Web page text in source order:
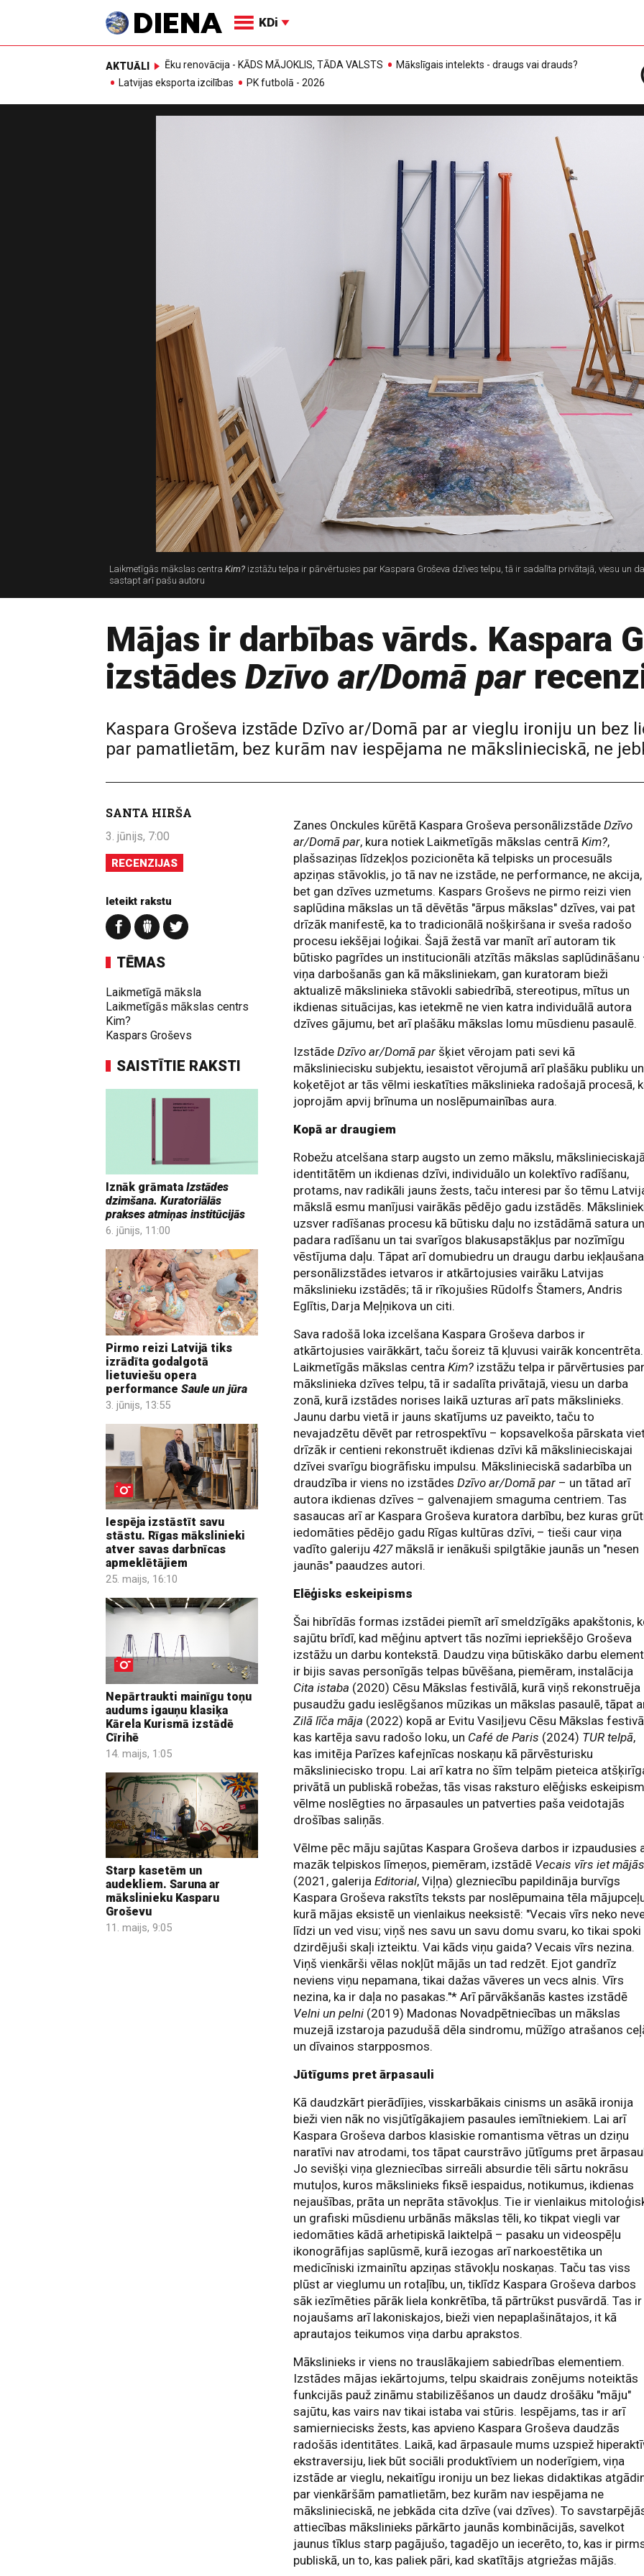
KDi
AKTUĀLI Ēku renovācija - KĀDS MĀJOKLIS, TĀDA VALSTS
Mākslīgais intelekts - draugs vai drauds?
Latvijas eksporta izcilības
PK futbolā - 2026
Laikmetīgās mākslas centra Kim? izstāžu telpa ir pārvērtusies par Kaspara Groševa dzīves telpu, tā ir sadalīta privātajā, viesu un
sastapt arī pašu autoru
Mājas ir darbības vārds. Kaspara
izstādes Dzīvo ar/Domā par
Kaspara Groševa izstāde Dzīvo ar/Domā par ar vieglu ironiju un bez
par pamatlietām, bez kurām nav iespējama ne mākslinieciskā, ne
SANTA HIRŠA
3. jūnijs, 7:00
RECENZIJAS
Ieteikt rakstu
TĒMAS
Laikmetīgā māksla
Laikmetīgās mākslas centrs
Kim?
Kaspars Groševs
SAISTĪTIE RAKSTI
Iznāk grāmata Izstādes
dzimšana. Kuratoriālās
prakses atmiņas institūcijās
6. jūnijs, 11:00
Pirmo reizi Latvijā tiks
izrādīta godalgotā
lietuviešu opera
performance Saule un jūra
3. jūnijs, 13:55
Iespēja izstāstīt savu
stāstu. Rīgas mākslinieki
atver savas darbnīcas
apmeklētājiem
25. maijs, 16:10
Nepārtraukti mainīgu toņu
audums igauņu klasiķa
Kārela Kurismā izstādē
Cīrihē
14. maijs, 1:05
Starp kasetēm un
audekliem. Saruna ar
mākslinieku Kasparu
Groševu
11. maijs, 9:05
Zanes Onckules kūrētā Kaspara Groševa personālizstādeDzīvo
ar/Domā par, kura notiek Laikmetīgās mākslas centrā Kim?,
plašsaziņas līdzekļos pozicionēta kā telpisks un procesuāls
apziņas stāvoklis, jo tā nav ne izstāde, ne performance, ne akcija,
bet gan dzīves uzmetums. Kaspars Groševs ne pirmo reizi vien
saplūdina mākslas un tā dēvētās "ārpus mākslas" dzīves, vai pat
drīzāk manifestē, ka to tradicionālā nošķiršana ir sveša radošo
procesu iekšējai loģikai. Šajā žestā var manīt arī autoram tik
būtisko pagrīdes un institucionāli atzītās mākslas saplūdināšanu
viņa darbošanās gan kā māksliniekam, gan kuratoram bieži
aktualizē mākslinieka stāvokli sabiedrībā, stereotipus, mītus un
ikdienas situācijas, kas ietekmē ne vien katra individuālā autora
dzīves gājumu, bet arī plašāku mākslas lomu mūsdienu pasaulē.
IzstādeDzīvo ar/Domā par šķiet vērojam pati sevi kā
māksliniecisku subjektu, iesaistot vērojumā arī plašāku publiku un
koķetējot ar tās vēlmi ieskatīties mākslinieka radošajā procesā,
joprojām apvij brīnuma un noslēpumainības aura.
Kopā ar draugiem
Robežu atcelšana starp augsto un zemo mākslu,
identitātēm un ikdienas dzīvi, individuālo un kolektīvo radīšanu,
protams, nav radikāli jauns žests, taču interesi par šo tēmu
mākslā esmu manījusi vairākās pēdējo gadu izstādēs.
uzsver radīšanas procesu kā būtisku daļu no izstādāmā satura un
padara radīšanu un tai svarīgos blakusapstākļus par nozīmīgu
vēstījuma daļu. Tāpat arī domubiedru un draugu darbu iekļaušana
personālizstādes ietvaros ir atkārtojusies vairāku Latvijas
mākslinieku izstādēs; tā ir rīkojušies Rūdolfs Štamers, Andris
Eglītis, Darja Meļņikova un citi.
Sava radošā loka izcelšana Kaspara Groševa darbos ir
atkārtojusies vairākkārt, taču šoreiz tā kļuvusi vairāk koncentrēta.
Laikmetīgās mākslas centraKim? izstāžu telpa ir pārvērtusies par
mākslinieka dzīves telpu, tā ir sadalīta privātajā, viesu un darba
zonā, kurā izstādes norises laikā uzturas arī pats mākslinieks.
Jaunu darbu vietā ir jauns skatījums uz paveikto, taču to
nevajadzētu dēvēt par retrospektīvu – kopsavelkoša pārskata
drīzāk ir centieni rekonstruēt ikdienas dzīvi kā mākslinieciskajai
dzīvei svarīgu biogrāfisku impulsu. Mākslinieciskā sadarbība un
draudzība ir viens no izstādesDzīvo ar/Domā par – un tātad arī
autora ikdienas dzīves – galvenajiem smaguma centriem. Tas
sasaucas arī ar Kaspara Groševa kuratora darbību, bez kuras
iedomāties pēdējo gadu Rīgas kultūras dzīvi, – tieši caur viņa
vadīto galeriju427 mākslā ir ienākuši spilgtākie jaunās un "nesen
jaunās" paaudzes autori.
Elēģisks eskeipisms
Šai hibrīdās formas izstādei piemīt arī smeldzīgāks apakštonis,
sajūtu brīdī, kad mēģinu aptvert tās nozīmi iepriekšējo Groševa
izstāžu un darbu kontekstā. Daudzu viņa būtiskāko darbu
ir bijis savas personīgās telpas būvēšana, piemēram, instalācija
Cita istaba (2020) Cēsu Mākslas festivālā, kurā viņš rekonstruēja
pusaudžu gadu ieslēgšanos mūzikas un mākslas pasaulē, tāpat
Zilā līča māja (2022) kopā ar Evitu Vasiļjevu Cēsu Mākslas
kas kartēja savu radošo loku, un Café de Paris (2024) TUR telpā,
kas imitēja Parīzes kafejnīcas noskaņu kā pārvēsturisku
māksliniecisko tropu. Lai arī katra no šīm telpām pieteica
privātā un publiskā robežas, tās visas raksturo elēģisks
vēlme noslēgties no ārpasaules un patverties paša veidotajās
drošības saliņās.
Vēlme pēc māju sajūtas Kaspara Groševa darbos ir izpaudusies
mazāk telpiskos līmeņos, piemēram, izstādē Vecais vīrs iet mājās
(2021, galerijaEditorial, Viļņa) glezniecību papildināja burvīgs
Kaspara Groševa rakstīts teksts par noslēpumaina tēla
kurā mājas eksistē un vienlaikus neeksistē: "Vecais vīrs neko
līdzi un ved visu; viņš nes savu un savu domu svaru, ko tikai spoki
dzirdējuši skaļi izteiktu. Vai kāds viņu gaida? Vecais vīrs nezina.
Viņš vienkārši vēlas nokļūt mājās un tad redzēt. Ejot gandrīz
neviens viņu nepamana, tikai dažas vāveres un vecs alnis. Vīrs
nezina, ka ir daļa no pasakas."* Arī pārvākšanās kastes izstādē
Velni un pelni (2019) Madonas Novadpētniecības un mākslas
muzejā izstaroja pazudušā dēla sindromu, mūžīgo atrašanos
un dīvainos starpposmos.
Jūtīgums pret ārpasauli
Kā daudzkārt pierādījies, visskarbākais cinisms un asākā ironija
bieži vien nāk no visjūtīgākajiem pasaules iemītniekiem. Lai arī
Kaspara Groševa darbos klasiskie romantisma vētras un dziņu
naratīvi nav atrodami, tos tāpat caurstrāvo jūtīgums pret
Jo sevišķi viņa glezniecības sirreāli absurdie tēli sārtu nokrāsu
mutuļos, kuros mākslinieks fiksē iespaidus, notikumus, ikdienas
nejaušības, prāta un neprāta stāvokļus. Tie ir vienlaikus
un grafiski mūsdienu urbānās mākslas tēli, ko tikpat viegli var
iedomāties kādā arhetipiskā laiktelpā – pasaku un videospēļu
ikonogrāfijas saplūsmē, kurā iezogas arī narkoestētika un
medicīniski izmainītu apziņas stāvokļu noskaņas. Taču tas viss
plūst ar vieglumu un rotaļību, un, tiklīdz Kaspara Groševa darbos
sāk iezīmēties pārāk liela konkrētība, tā pārtrūkst pusvārdā. Tas ir
nojaušams arī lakoniskajos, bieži vien nepaplašinātajos, it kā
aprautajos teikumos viņa darbu aprakstos.
Mākslinieks ir viens no trauslākajiem sabiedrības elementiem.
Izstādes mājas iekārtojums, telpu skaidrais zonējums noteiktās
funkcijās pauž zināmu stabilizēšanos un daudz drošāku "māju"
sajūtu, kas vairs nav tikai istaba vai stūris. Iespējams, tas ir arī
samierniecisks žests, kas apvieno Kaspara Groševa daudzās
radošās identitātes. Laikā, kad ārpasaule mums uzspiež
ekstraversiju, liek būt sociāli produktīviem un noderīgiem, viņa
izstāde ar vieglu, nekaitīgu ironiju un bez liekas didaktikas
par vienkāršām pamatlietām, bez kurām nav iespējama ne
mākslinieciskā, ne jebkāda cita dzīve (vai dzīves). To
attiecības mākslinieks pārkārto jaunās kombinācijās, savelkot
jaunus tīklus starp pagājušo, tagadējo un iecerēto, to, kas ir
publiskā, un to, kas paliek pāri, kad skatītājs atgriežas mājās.